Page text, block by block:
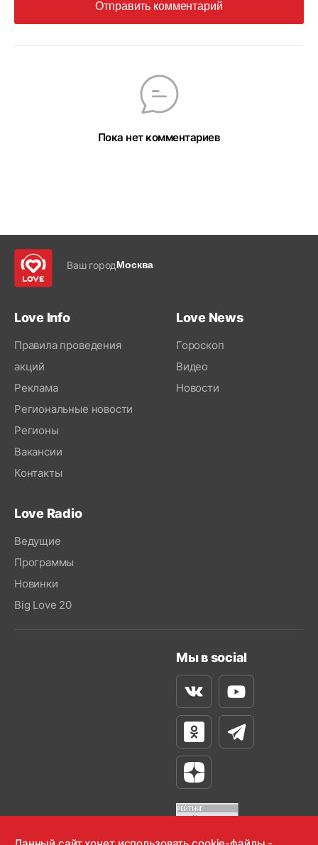
Отправить комментарий
Пока нет комментариев
Ваш городМосква
Love Info
Правила проведения
акций
Реклама
Региональные новости
Регионы
Вакансии
Контакты
Love News
Гороскоп
Видео
Новости
Love Radio
Ведущие
Программы
Новинки
Big Love 20
Мы в social
ВконтактеYoutube
Одноклассники
Телеграм
Яндекс Дзен